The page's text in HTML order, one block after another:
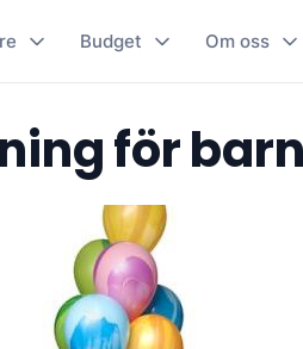
Budget Om oss
för